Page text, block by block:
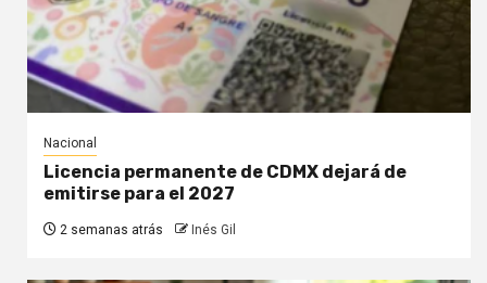
Nacional
Licencia permanente de CDMX dejará de
emitirse para el 2027
2 semanas atrás Inés Gil